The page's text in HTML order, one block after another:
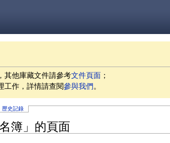
其他庫藏文件請參考文件頁面 ；
工作，詳情請查閱參與我們。
歷史記錄
簿」的頁面